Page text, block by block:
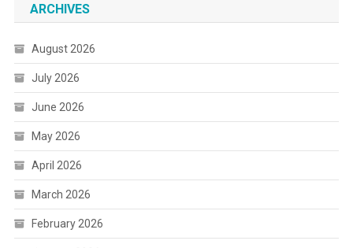
ARCHIVES
August 2026
July 2026
June 2026
May 2026
April 2026
March 2026
February 2026